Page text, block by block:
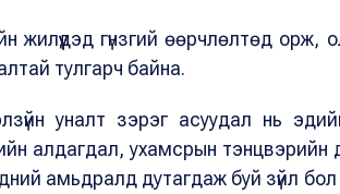
жилүүдэд гүнзгий өөрчлөлтөд орж,
тулгарч байна.
уналт зэрэг асуудал нь
алдагдал, ухамсрын тэнцвэрийн
амьдралд дутагдаж буй зүйл